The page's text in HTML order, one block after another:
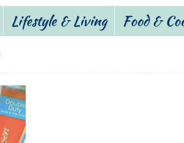
Lifestyle & Living Food &